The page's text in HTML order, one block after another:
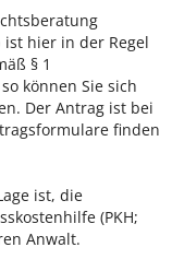
hier in der Regel
§ 1
können Sie sich
Der Antrag ist bei
finden
ist, die
(PKH;
Anwalt.